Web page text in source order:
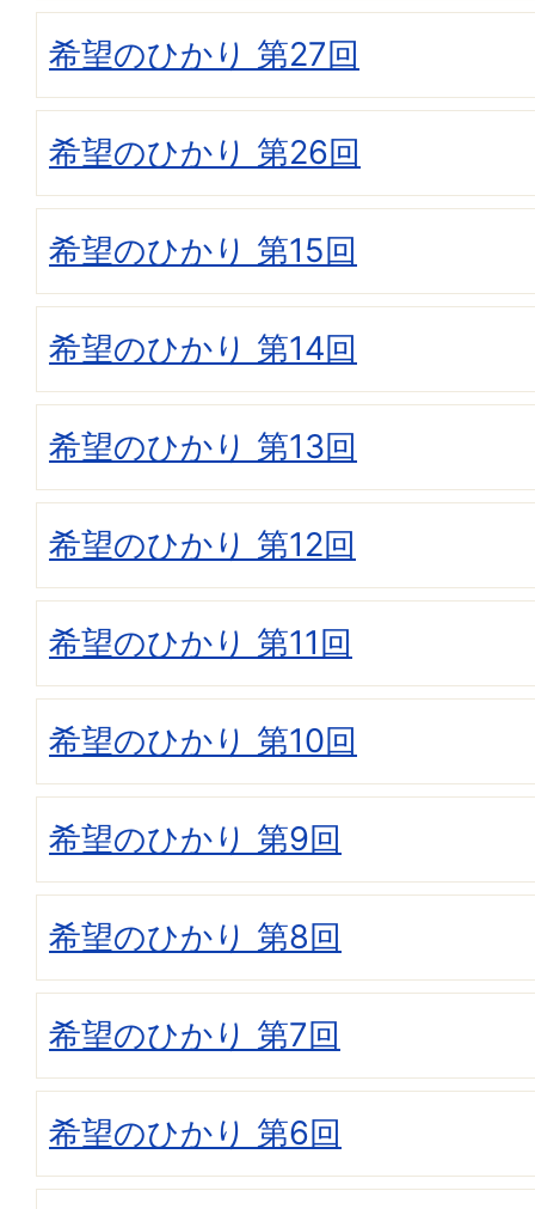
希望のひかり 第27回
希望のひかり 第26回
希望のひかり 第15回
希望のひかり 第14回
希望のひかり 第13回
希望のひかり 第12回
希望のひかり 第11回
希望のひかり 第10回
希望のひかり 第9回
希望のひかり 第8回
希望のひかり 第7回
希望のひかり 第6回